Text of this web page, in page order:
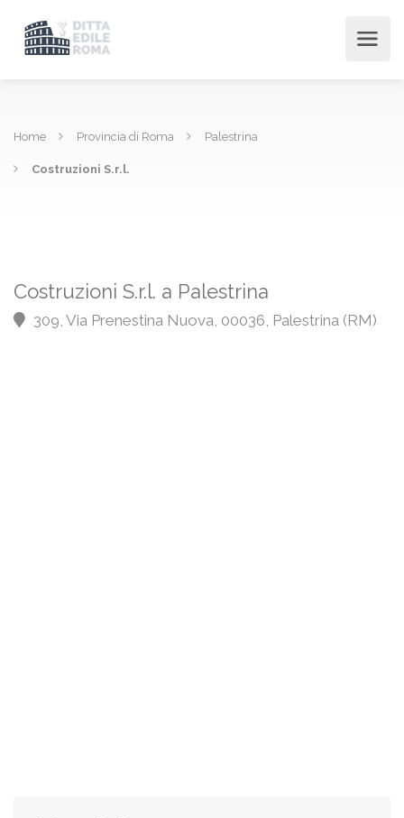
Home Provincia di Roma Palestrina
Costruzioni S.r.l.
Costruzioni S.r.l. a Palestrina
309, Via Prenestina Nuova, 00036, Palestrina (RM)